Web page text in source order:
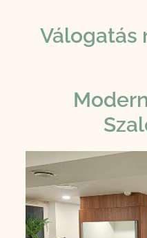
Válogatás